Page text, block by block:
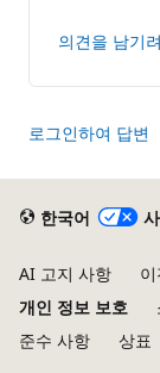
음
의견을 남기
로그인하여 답변
한국어
AI 고지 사항
개인 정보 보호
준수 사항
상표